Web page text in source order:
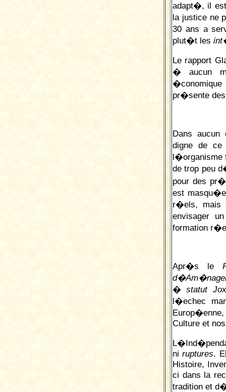
adapt�, il
la justice ne
30 ans a
plut�t les
Le rapport
� aucun
pr�sente
Dans
digne de
l�organisme
de trop peu
pour des
est
r�els, mais
envisager
formation
Apr�s le
�statut
l�echec
Culture et
niruptures.
Histoire,
ci dans la
tradition et